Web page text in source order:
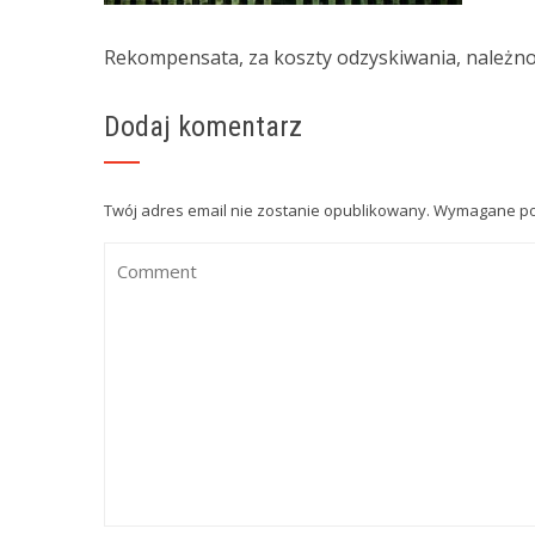
Rekompensata, za koszty odzyskiwania,
Dodaj komentarz
Twój adres email nie zostanie opublikowany. Wymagane